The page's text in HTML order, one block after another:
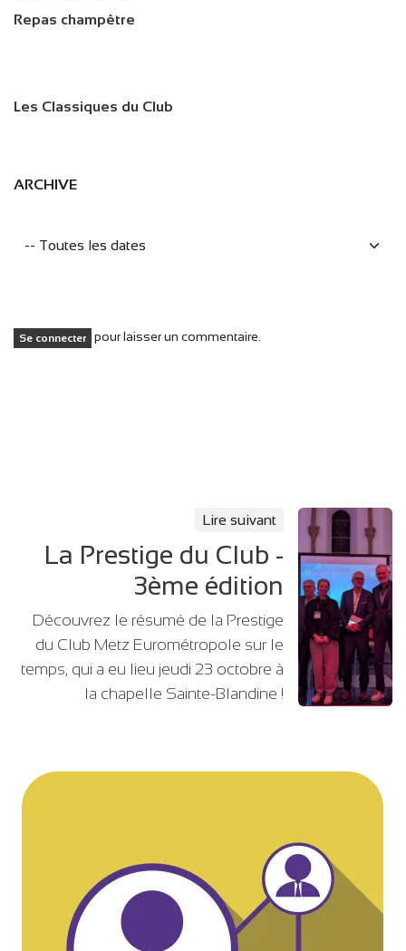
Repas champêtre
Les Classiques du Club
ARCHIVE
Se connecter pour laisser un commentaire.
Lire suivant
La Prestige du Club -
3ème édition
Découvrez le résumé de la Prestige
du Club Metz Eurométropole sur le
temps, qui a eu lieu jeudi 23 octobre à
la chapelle Sainte-Blandine !